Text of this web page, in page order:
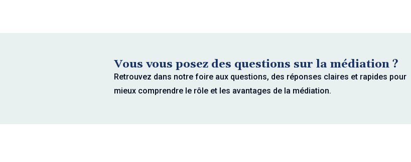
Vous vous posez des questions sur la médiation ?
Retrouvez dans notre foire aux questions, des réponses claires et rapides pour
mieux comprendre le rôle et les avantages de la médiation.